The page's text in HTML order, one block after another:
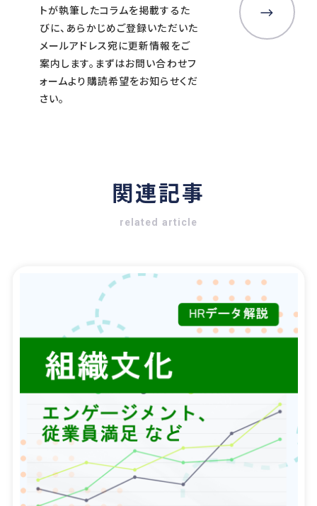
トが執筆したコラムを掲載するた
びに、あらかじめご登録いただいた
メールアドレス宛に更新情報をご
案内します。まずはお問い合わせフ
ォームより購読希望をお知らせくだ
さい。
関連記事
related article